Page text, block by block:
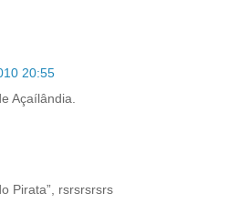
20:55
Açaílândia.
Pirata”, rsrsrsrsrs